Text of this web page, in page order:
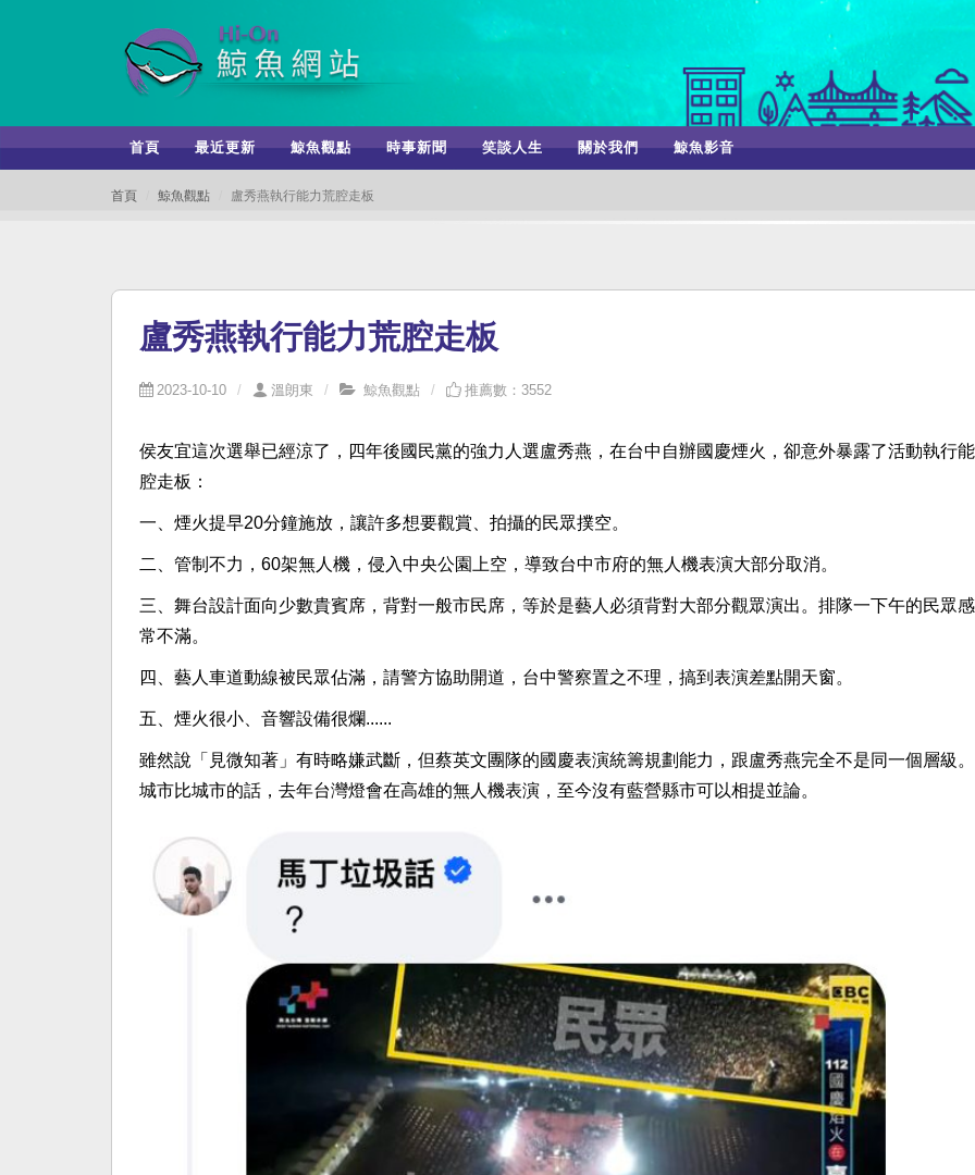
首頁 最近更新 鯨魚觀點 時事新聞 笑談人生 關於我們 鯨魚影音
首頁 鯨魚觀點 盧秀燕執行能力荒腔走板
盧秀燕執行能力荒腔走板
2023-10-10 溫朗東 鯨魚觀點 推薦數：3552
侯友宜這次選舉已經涼了，四年後國民黨的強力人選盧秀燕，在台中自辦國慶煙火，卻意外暴露了活動執行
腔走板：
一、煙火提早20分鐘施放，讓許多想要觀賞、拍攝的民眾撲空。
二、管制不力，60架無人機，侵入中央公園上空，導致台中市府的無人機表演大部分取消。
三、舞台設計面向少數貴賓席，背對一般市民席，等於是藝人必須背對大部分觀眾演出。排隊一下午的民眾
常不滿。
四、藝人車道動線被民眾佔滿，請警方協助開道，台中警察置之不理，搞到表演差點開天窗。
五、煙火很小、音響設備很爛......
雖然說「見微知著」有時略嫌武斷，但蔡英文團隊的國慶表演統籌規劃能力，跟盧秀燕完全不是同一個層級
城市比城市的話，去年台灣燈會在高雄的無人機表演，至今沒有藍營縣市可以相提並論。